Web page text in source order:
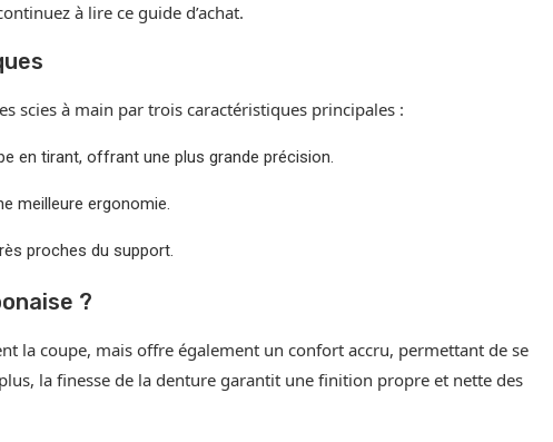
à lire ce guide d’achat.
scies à main par trois caractéristiques principales :
en tirant, offrant une plus grande précision.
meilleure ergonomie.
proches du support.
?
la coupe, mais offre également un confort accru, permettant de se
la finesse de la denture garantit une finition propre et nette des